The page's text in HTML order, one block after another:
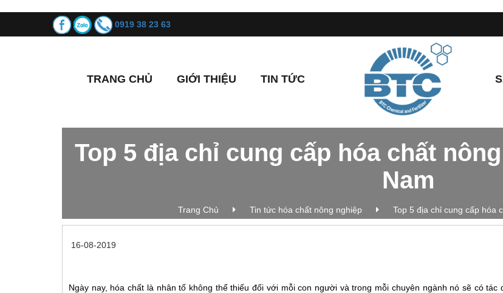
0919 38 23 63
TRANG CHỦ GIỚI THIỆU TIN TỨC
Top 5 địa chỉ cung cấp hóa chất
Nam
Trang Chủ Tin tức hóa chất nông nghiệp Top 5 địa chỉ cung cấp hóa
16-08-2019
Ngày nay, hóa chất là nhân tố không thể thiếu đối với mỗi con người và trong mỗi chuyên ngành nó sẽ có tác